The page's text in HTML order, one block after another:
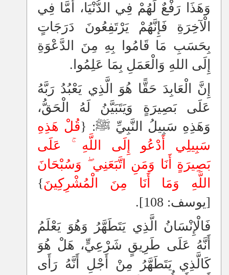
وَهَذَا رَفْعٌ لَهُمْ فِي الدُّنْيَا، أَمَّا فِي
الْآخِرَةِ فَإِنَّهُمْ يَرْتَفِعُونَ دَرَجَاتٍ
بِحَسَبِ مَا قَامُوا بِهِ مِنَ الدَّعْوَةِ
إِلَى اللهِ وَالْعَمَلِ بِمَا عَلِمُوا.
إِنَّ الْعَابِدَ حَقًّا هُوَ الَّذِي يَعْبُدُ رَبَّهُ
عَلَى بَصِيرَةٍ وَيَتَبَيَّنُ لَهُ الْحَقُّ،
وَهَذِهِ سَبِيلُ النَّبِيِّ ﷺ: {قُلْ هَذِهِ
سَبِيلِي أَدْعُو إِلَى اللَّهِ عَلَى
بَصِيرَةٍ أَنَا وَمَنِ اتَّبَعَنِي وَسُبْحَانَ
اللَّهِ وَمَا أَنَا مِنَ الْمُشْرِكِينَ}
[يوسف: 108].
فَالْإِنْسَانُ الَّذِي يَتَطَهَّرُ وَهُوَ يَعْلَمُ
أَنَّهُ عَلَى طَرِيقٍ شَرْعِيٍّ، هَلْ هُوَ
كَالَّذِي يَتَطَهَّرُ مِنْ أَجْلِ أَنَّهُ رَأَى